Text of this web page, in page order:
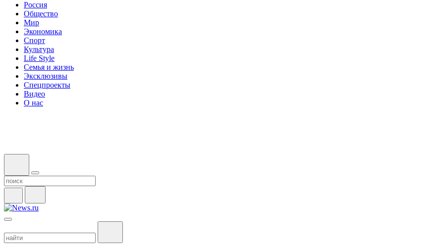
Россия
Общество
Мир
Экономика
Спорт
Культура
Life Style
Семья и жизнь
Эксклюзивы
Спецпроекты
Видео
О нас